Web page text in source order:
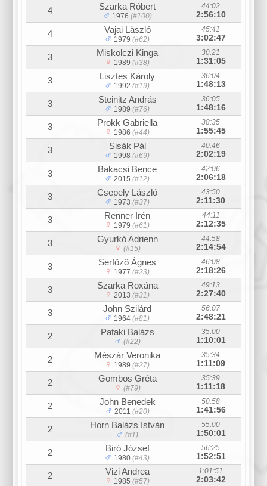
4 Szarka Róbert
1976 (#100)
44:02
2:56:10
4 Vajai Làszló
1979 (#62)
45:41
3:02:47
3 Miskolczi Kinga
1989 (#38)
30:21
1:31:05
3 Lisztes Károly
1992 (#19)
36:04
1:48:13
3 Steinitz András
1989 (#76)
36:05
1:48:16
3 Prokk Gabriella
1986 (#44)
38:35
1:55:45
3 Sisák Pál
1998 (#69)
40:46
2:02:19
3 Bakacsi Bence
2015 (#12)
42:06
2:06:18
3 Csepely László
1973 (#37)
43:50
2:11:30
3 Renner Irén
1979 (#61)
44:11
2:12:35
3 Gyurkó Adrienn
(#15)
44:58
2:14:54
3 Serfőző Ágnes
1977 (#23)
46:08
2:18:26
3 Szarka Roxána
2013 (#31)
49:13
2:27:40
3 John Szilárd
1964 (#81)
56:07
2:48:21
2 Pataki Balázs
(#22)
35:00
1:10:01
2 Mészár Veronika
1989 (#27)
35:34
1:11:09
2 Gombos Gréta
(#79)
35:39
1:11:18
2 John Benedek
2011 (#20)
50:58
1:41:56
2 Horn Balázs István
(#1)
55:00
1:50:01
2 Biró József
1980 (#43)
56:25
1:52:51
2 Vizi Andrea
1985 (#57)
1:01:51
2:03:42